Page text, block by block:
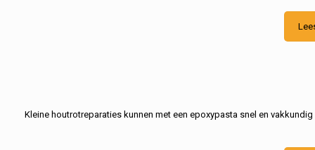
Kleine houtrotreparaties kunnen met een epoxypasta snel en